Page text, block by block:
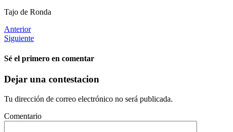
Tajo de Ronda
Anterior
Siguiente
Sé el primero en comentar
Dejar una contestacion
Tu dirección de correo electrónico no será publicada.
Comentario